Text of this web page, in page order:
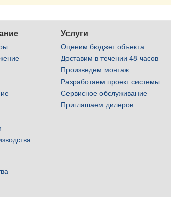
Услуги
Оценим бюджет объекта
Доставим в течении 48 часов
Произведем монтаж
Разработаем проект системы
Сервисное обслуживание
Приглашаем дилеров